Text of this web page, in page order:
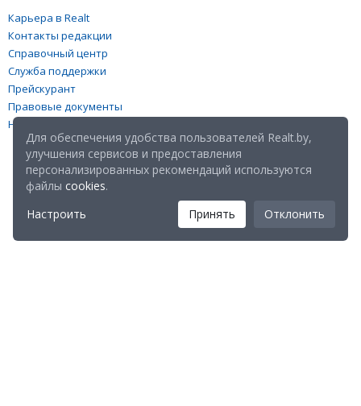
Карьера в Realt
Контакты редакции
Справочный центр
Служба поддержки
Прейскурант
Правовые документы
Настройка файлов cookies
Для обеспечения удобства пользователей Realt.by,
улучшения сервисов и предоставления
персонализированных рекомендаций используются
файлы cookies.
Настроить
Принять Отклонить